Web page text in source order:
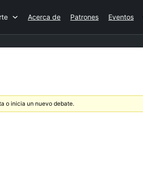
Acerca de Patrones Eventos
o inicia un nuevo debate.